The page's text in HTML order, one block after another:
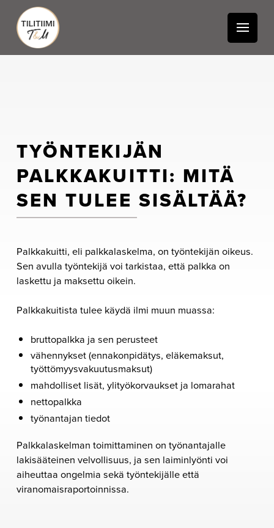
TYÖNTEKIJÄN
PALKKAKUITTI: MITÄ
SEN TULEE SISÄLTÄÄ?
Palkkakuitti, eli palkkalaskelma, on työntekijän oikeus.
Sen avulla työntekijä voi tarkistaa, että palkka on
laskettu ja maksettu oikein.
Palkkakuitista tulee käydä ilmi muun muassa:
bruttopalkka ja sen perusteet
vähennykset (ennakonpidätys, eläkemaksut,
työttömyysvakuutusmaksut)
mahdolliset lisät, ylityökorvaukset ja lomarahat
nettopalkka
työnantajan tiedot
Palkkalaskelman toimittaminen on työnantajalle
lakisääteinen velvollisuus, ja sen laiminlyönti voi
aiheuttaa ongelmia sekä työntekijälle että
viranomaisraportoinnissa.